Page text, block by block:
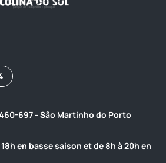
697 - São Martinho do Porto
en basse saison et de 8h à 20h en